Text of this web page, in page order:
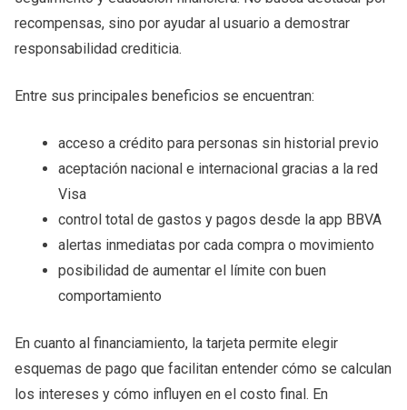
recompensas, sino por ayudar al usuario a demostrar
responsabilidad crediticia.
Entre sus principales beneficios se encuentran:
acceso a crédito para personas sin historial previo
aceptación nacional e internacional gracias a la red
Visa
control total de gastos y pagos desde la app BBVA
alertas inmediatas por cada compra o movimiento
posibilidad de aumentar el límite con buen
comportamiento
En cuanto al financiamiento, la tarjeta permite elegir
esquemas de pago que facilitan entender cómo se calculan
los intereses y cómo influyen en el costo final. En